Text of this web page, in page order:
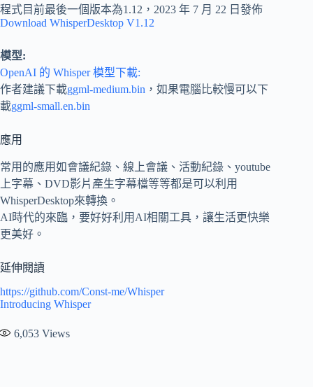
程式目前最後一個版本為1.12，2023 年 7 月 22 日發佈
Download WhisperDesktop V1.12
模型:
OpenAI 的 Whisper 模型下載:
作者建議下載ggml-medium.bin ，如果電腦比較慢可以下
載ggml-small.en.bin
應用
常用的應用如會議紀錄、線上會議、活動紀錄、youtube
上字幕、DVD影片產生字幕檔等等都是可以利用
WhisperDesktop來轉換。
AI時代的來臨，要好好利用AI相關工具，讓生活更快樂
更美好。
延伸閱讀
https://github.com/Const-me/Whisper
Introducing Whisper
6,053 Views